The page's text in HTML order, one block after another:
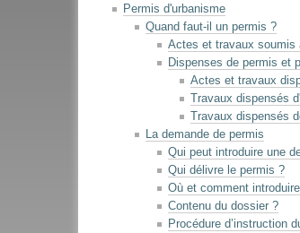
Permis d'urbanisme
Quand faut-il un permis ?
Actes et travaux soumis
Dispenses de permis et
Actes et travaux
Travaux dispensés
Travaux dispensés
La demande de permis
Qui peut introduire une
Qui délivre le permis ?
Où et comment
Contenu du dossier ?
Procédure d’instruction